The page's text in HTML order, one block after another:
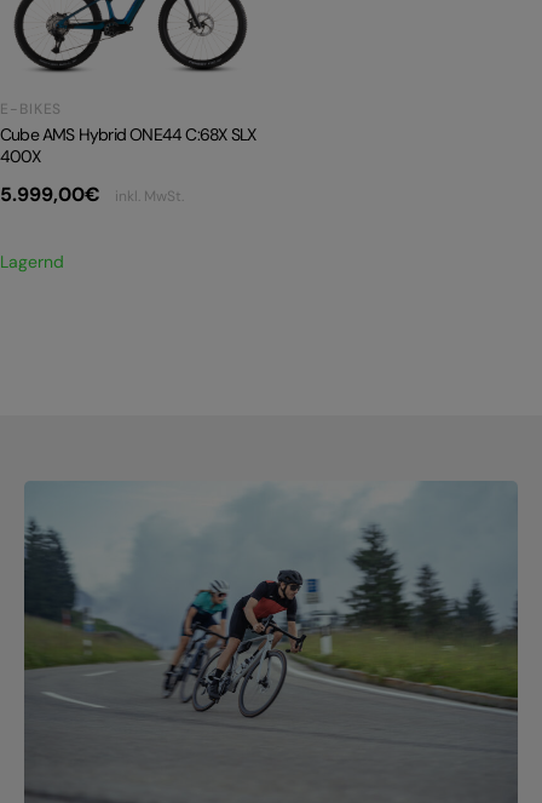
E-BIKE TOUR
PRODUKTRÜCKRUFE
E-BIKES
Cube AMS Hybrid ONE44 C:68X SLX
400X
5.999,00€ inkl. MwSt.
Lagernd